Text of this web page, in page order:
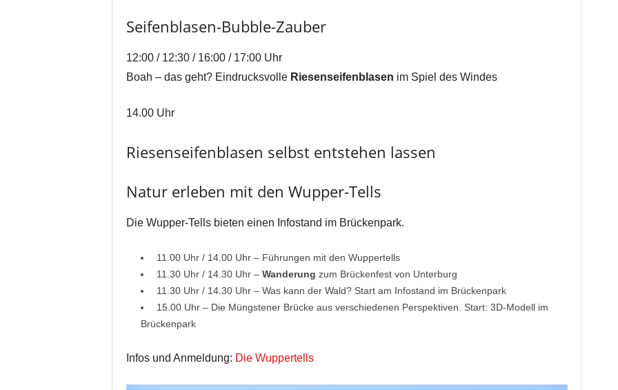
Seifenblasen-Bubble-Zauber
12:00 / 12:30 / 16:00 / 17:00 Uhr
Boah – das geht? Eindrucksvolle Riesenseifenblasen im Spiel des Windes
14.00 Uhr
Riesenseifenblasen selbst entstehen lassen
Natur erleben mit den Wupper-Tells
Die Wupper-Tells bieten einen Infostand im Brückenpark.
11.00 Uhr / 14.00 Uhr – Führungen mit den Wuppertells
11.30 Uhr / 14.30 Uhr – Wanderung zum Brückenfest von Unterburg
11.30 Uhr / 14.30 Uhr – Was kann der Wald? Start am Infostand im Brückenpark
15.00 Uhr – Die Müngstener Brücke aus verschiedenen Perspektiven. Start: 3D-Modell im
Brückenpark
Infos und Anmeldung: Die Wuppertells